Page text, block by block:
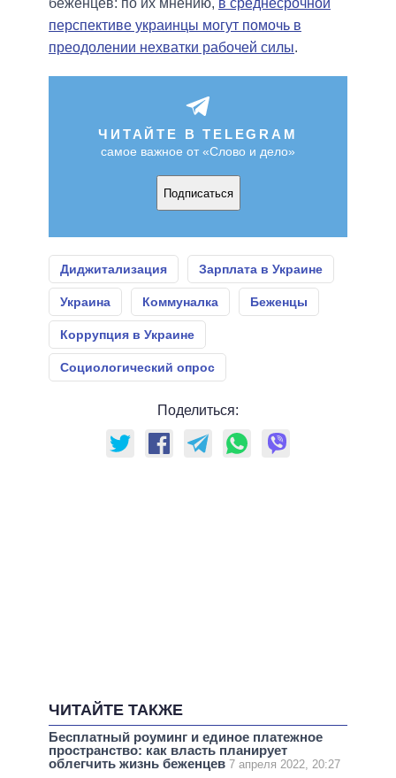
беженцев: по их мнению, в среднесрочной
перспективе украинцы могут помочь в
преодолении нехватки рабочей силы.
ЧИТАЙТЕ В TELEGRAM
самое важное от «Слово и дело»
Подписаться
Диджитализация Зарплата в Украине
Украина Коммуналка Беженцы
Коррупция в Украине
Социологический опрос
Поделиться:
ЧИТАЙТЕ ТАКЖЕ
Бесплатный роуминг и единое платежное
пространство: как власть планирует
облегчить жизнь беженцев 7 апреля 2022, 20:27